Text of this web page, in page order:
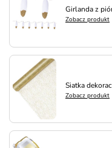
Girlanda z
Zobacz produkt
Siatka
Zobacz produkt